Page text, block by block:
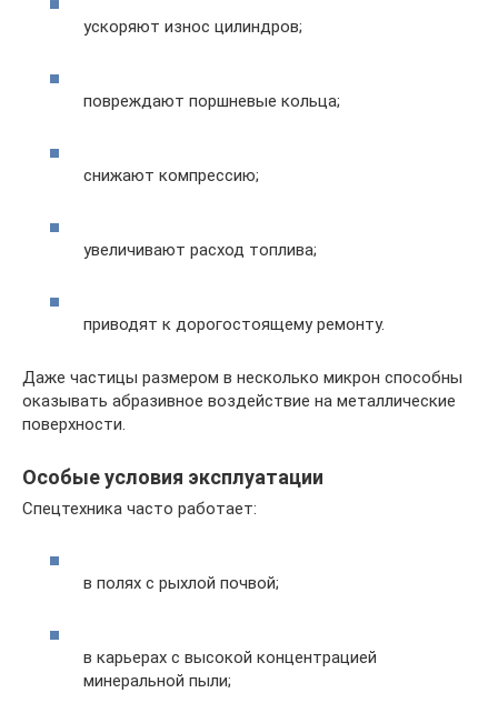
ускоряют износ цилиндров;
повреждают поршневые кольца;
снижают компрессию;
увеличивают расход топлива;
приводят к дорогостоящему ремонту.
Даже частицы размером в несколько микрон способны
оказывать абразивное воздействие на металлические
поверхности.
Особые условия эксплуатации
Спецтехника часто работает:
в полях с рыхлой почвой;
в карьерах с высокой концентрацией
минеральной пыли;